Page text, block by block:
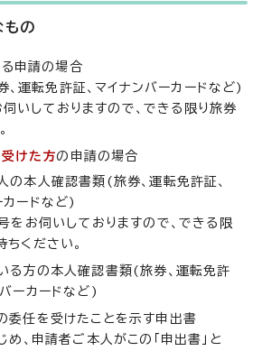
もの
申請の場合
運転免許証、マイナンバーカードなど)
いしておりますので、できる限り旅券
けた方の申請の場合
の本人確認書類(旅券、運転免許証、
カードなど)
をお伺いしておりますので、できる限
ちください。
る方の本人確認書類(旅券、運転免許
ーカードなど)
委任を受けたことを示す申出書
、申請者ご本人がこの「申出書」と